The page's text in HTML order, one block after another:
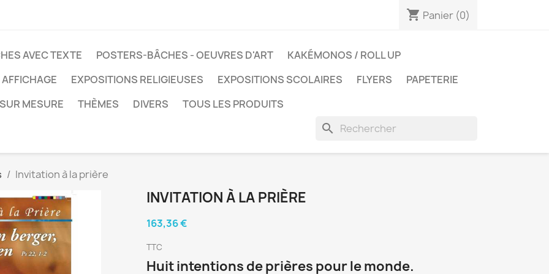
shopping_cart Panier (0)
AVEC TEXTE POSTERS-BÂCHES - OEUVRES D'ART
KAKÉMONOS / ROLL UP
EXPOSITIONS RELIGIEUSES EXPOSITIONS SCOLAIRES FLYERS
PAPETERIE
SUR MESURE
THÈMES DIVERS TOUS LES PRODUITS
search
Invitation à la prière
INVITATION À LA PRIÈRE
163,36 €
TTC
Huit intentions de prières pour le monde.